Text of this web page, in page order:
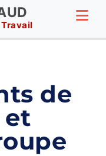
de
et